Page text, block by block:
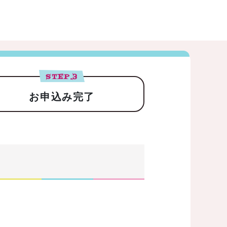
STEP.3
お申込み完了